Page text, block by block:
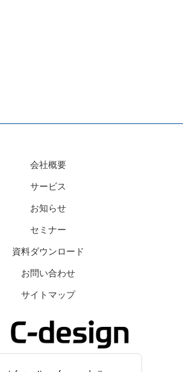
会社概要
サービス
お知らせ
セミナー
資料ダウンロード
お問い合わせ
サイトマップ